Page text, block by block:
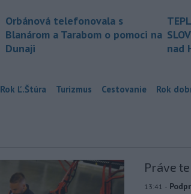
Orbánová telefonovala s
Blanárom a Tarabom o pomoci na
Dunaji
nad
Rok Ľ.Štúra Turizmus Cestovanie Rok
Práve
13:41 -